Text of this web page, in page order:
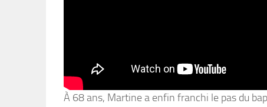
À 68 ans, Martine a enfin franchi le pas du